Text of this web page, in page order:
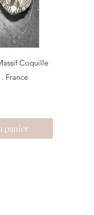
Coquille
France
panier